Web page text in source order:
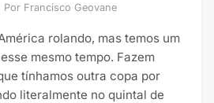
Por Francisco Geovane
rolando, mas temos um
mesmo tempo. Fazem
tínhamos outra copa por
literalmente no quintal de